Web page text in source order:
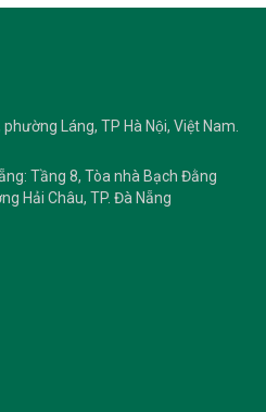
Láng, TP Hà Nội, Việt Nam.
Tầng 8, Tòa nhà Bạch Đằng
Hải Châu, TP. Đà Nẵng